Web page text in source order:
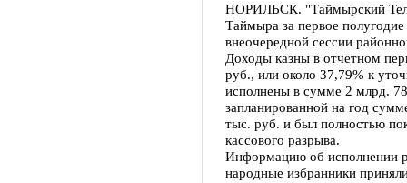
НОРИЛЬСК. "Таймырский
Таймыра за первое
внеочередной сессии
Доходы казны в отчетном
руб., или около 37,79% к
исполнены в сумме 2 млрд.
запланированной на год
тыс. руб. и был полностью
кассового разрыва.
Информацию об исполнении
народные избранники